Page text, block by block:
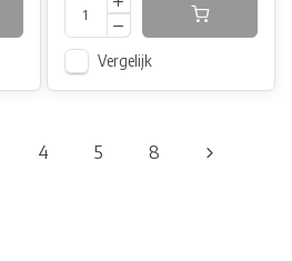
Vergelijk
4 5 8